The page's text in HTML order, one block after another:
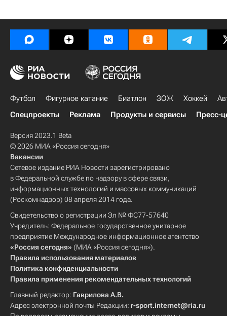
Футбол Фигурное катание Биатлон ЗОЖ Хоккей
Спецпроекты
Реклама Продукты и сервисы Пресс-
Версия 2023.1 Beta
© 2026 МИА «Россия сегодня»
Вакансии
Сетевое издание РИА Новости зарегистрировано
в Федеральной службе по надзору в сфере связи,
информационных технологий и массовых коммуникаций
(Роскомнадзор) 08 апреля 2014 года.
Свидетельство о регистрации Эл № ФС77-57640
Учредитель: Федеральное государственное унитарное
предприятие Международное информационное агентство
«Россия сегодня» (МИА «Россия сегодня»).
Правила использования материалов
Политика конфиденциальности
Правила применения рекомендательных технологий
Главный редактор: Гаврилова А.В.
Адрес электронной почты Редакции: r-sport.internet@ria.ru